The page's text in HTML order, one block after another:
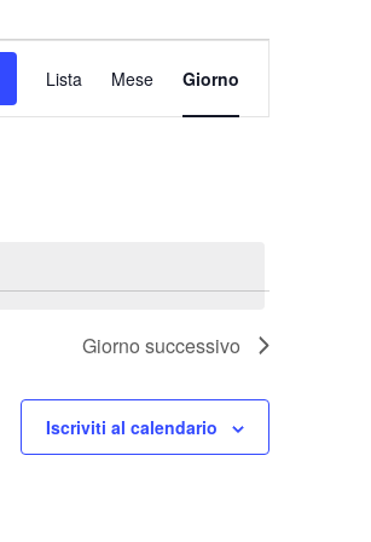
Evento
Viste
Navigazione
Lista Mese Giorno
Giorno successivo
Iscriviti al calendario